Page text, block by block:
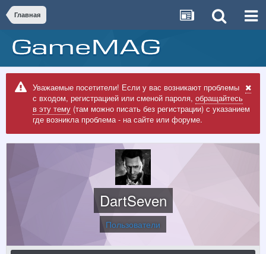
Главная
Уважаемые посетители! Если у вас возникают проблемы
с входом, регистрацией или сменой пароля, обращайтесь
в эту тему (там можно писать без регистрации) с указанием
где возникла проблема - на сайте или форуме.
DartSeven
Пользователи